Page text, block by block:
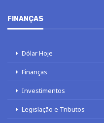
FINANÇAS
Dólar Hoje
Finanças
Investimentos
Legislação e Tributos